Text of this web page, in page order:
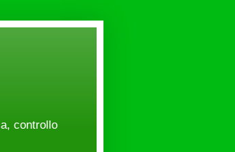
controllo